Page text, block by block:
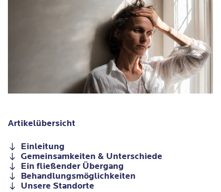
Artikelübersicht
Einleitung
Gemeinsamkeiten & Unterschiede
Ein fließender Übergang
Behandlungsmöglichkeiten
Unsere Standorte